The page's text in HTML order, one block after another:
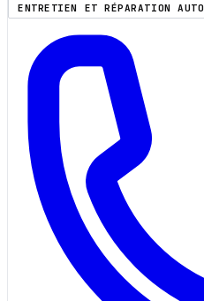
ENTRETIEN ET RÉPARATION AUTO